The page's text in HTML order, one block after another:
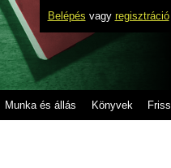
Belépés vagy regisztráció
Munka és állás Könyvek Friss